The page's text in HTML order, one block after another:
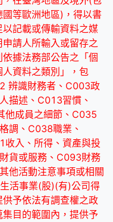
等歐洲地區)，得以書
記載或傳輸資料之媒
請人所輸入或留存之
據法務部公告之「個
資料之類別」，包
辨識財務者、C003政
描述、C013習慣、
他成員之細節、C035
調、C038職業、
入、所得、資產與投
貨或服務、C093財務
他活動注意事項或相關
活事業(股)(有)公司得
予依法有調查權之政
目的範圍內，提供予